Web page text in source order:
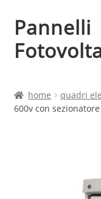
Vai
alla
navigazione
Vai
al
contenuto
Pannelli
Cart
home quadri
600v con sezionatore